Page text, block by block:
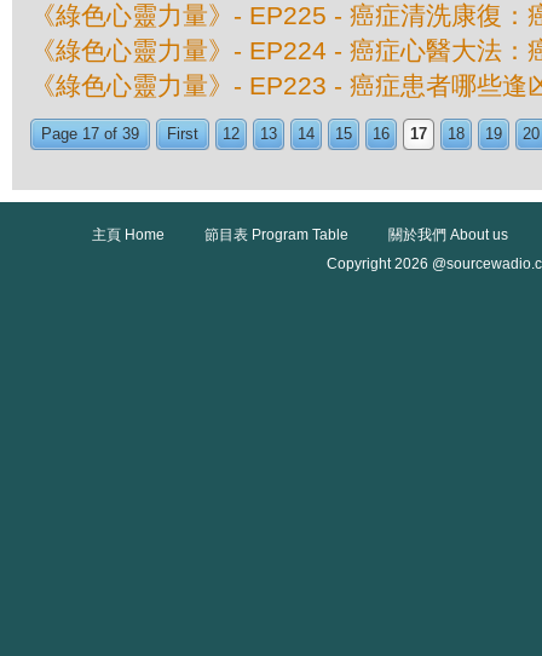
《綠色心靈力量》- EP225 - 癌症清洗康復：
《綠色心靈力量》- EP224 - 癌症心醫大法：
《綠色心靈力量》- EP223 - 癌症患者哪些
Page 17 of 39 First 12 13 14 15 16 17 18 19 20
主頁 Home 節目表 Program Table
關於我們 About us
Copyright 2026